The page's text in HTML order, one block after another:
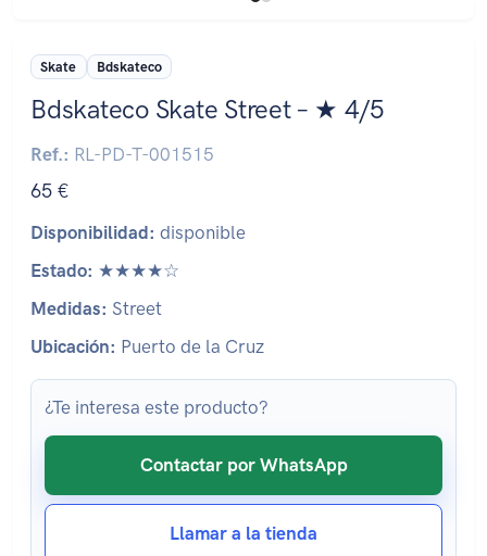
Skate Bdskateco
Bdskateco Skate Street – ★ 4/5
Ref.: RL-PD-T-001515
65 €
Disponibilidad: disponible
Estado: ★★★★☆
Medidas: Street
Ubicación: Puerto de la Cruz
¿Te interesa este producto?
Contactar por WhatsApp
Llamar a la tienda